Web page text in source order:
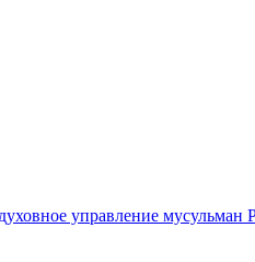
управление мусульман